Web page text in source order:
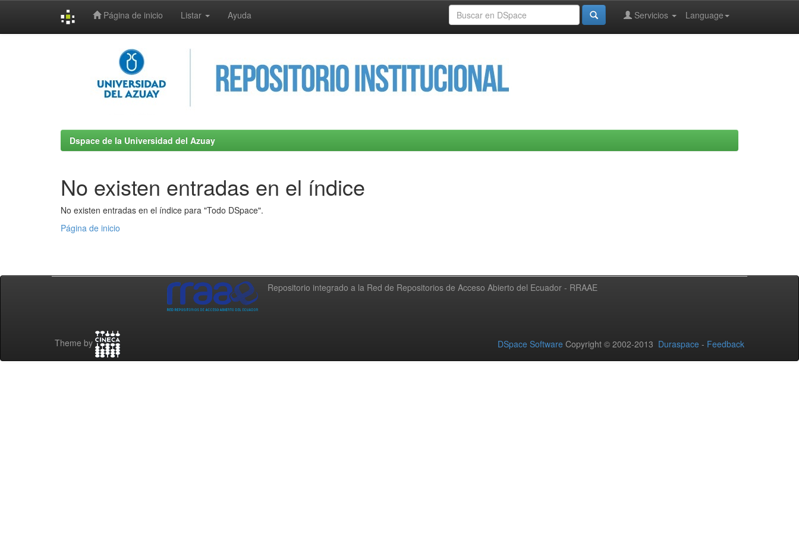
Página de inicio Listar Ayuda Language
Servicios
Dspace de la Universidad del Azuay
No existen entradas en el índice
No existen entradas en el índice para "Todo DSpace".
Página de inicio
Repositorio integrado a la Red de Repositorios de Acceso Abierto del Ecuador - RRAAE
Theme by DSpace Software Copyright © 2002-2013 Duraspace - Feedback